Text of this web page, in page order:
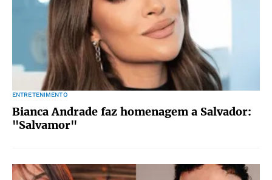
ENTRETENIMENTO
Bianca Andrade faz homenagem a Salvador:
"Salvamor"